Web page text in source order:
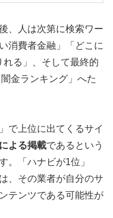
、人は次第に検索ワー
消費者金融」「どこに
れる」、そして最終的
金ランキング」へた
で上位に出てくるサイ
よる掲載であるという
。「ハナビが1位」
、その業者が自分のサ
テンツである可能性が